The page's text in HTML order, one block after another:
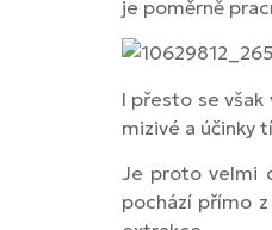
je poměrně
I přesto se
mizivé a účinky
Je proto velmi
pochází přímo